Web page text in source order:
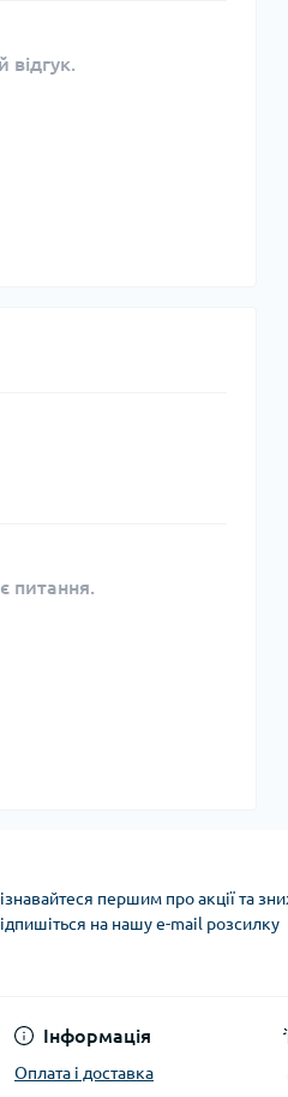
відгук.
питання.
першим про акції та
на нашу e-mail розсилку
Інформація
Оплата і доставка